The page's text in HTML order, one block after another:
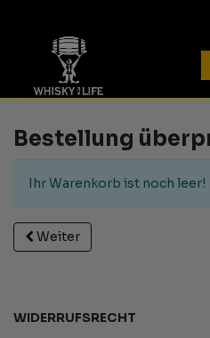
Bestellung
Ihr Warenkorb ist noch leer!
Weiter
WIDERRUFSRECHT